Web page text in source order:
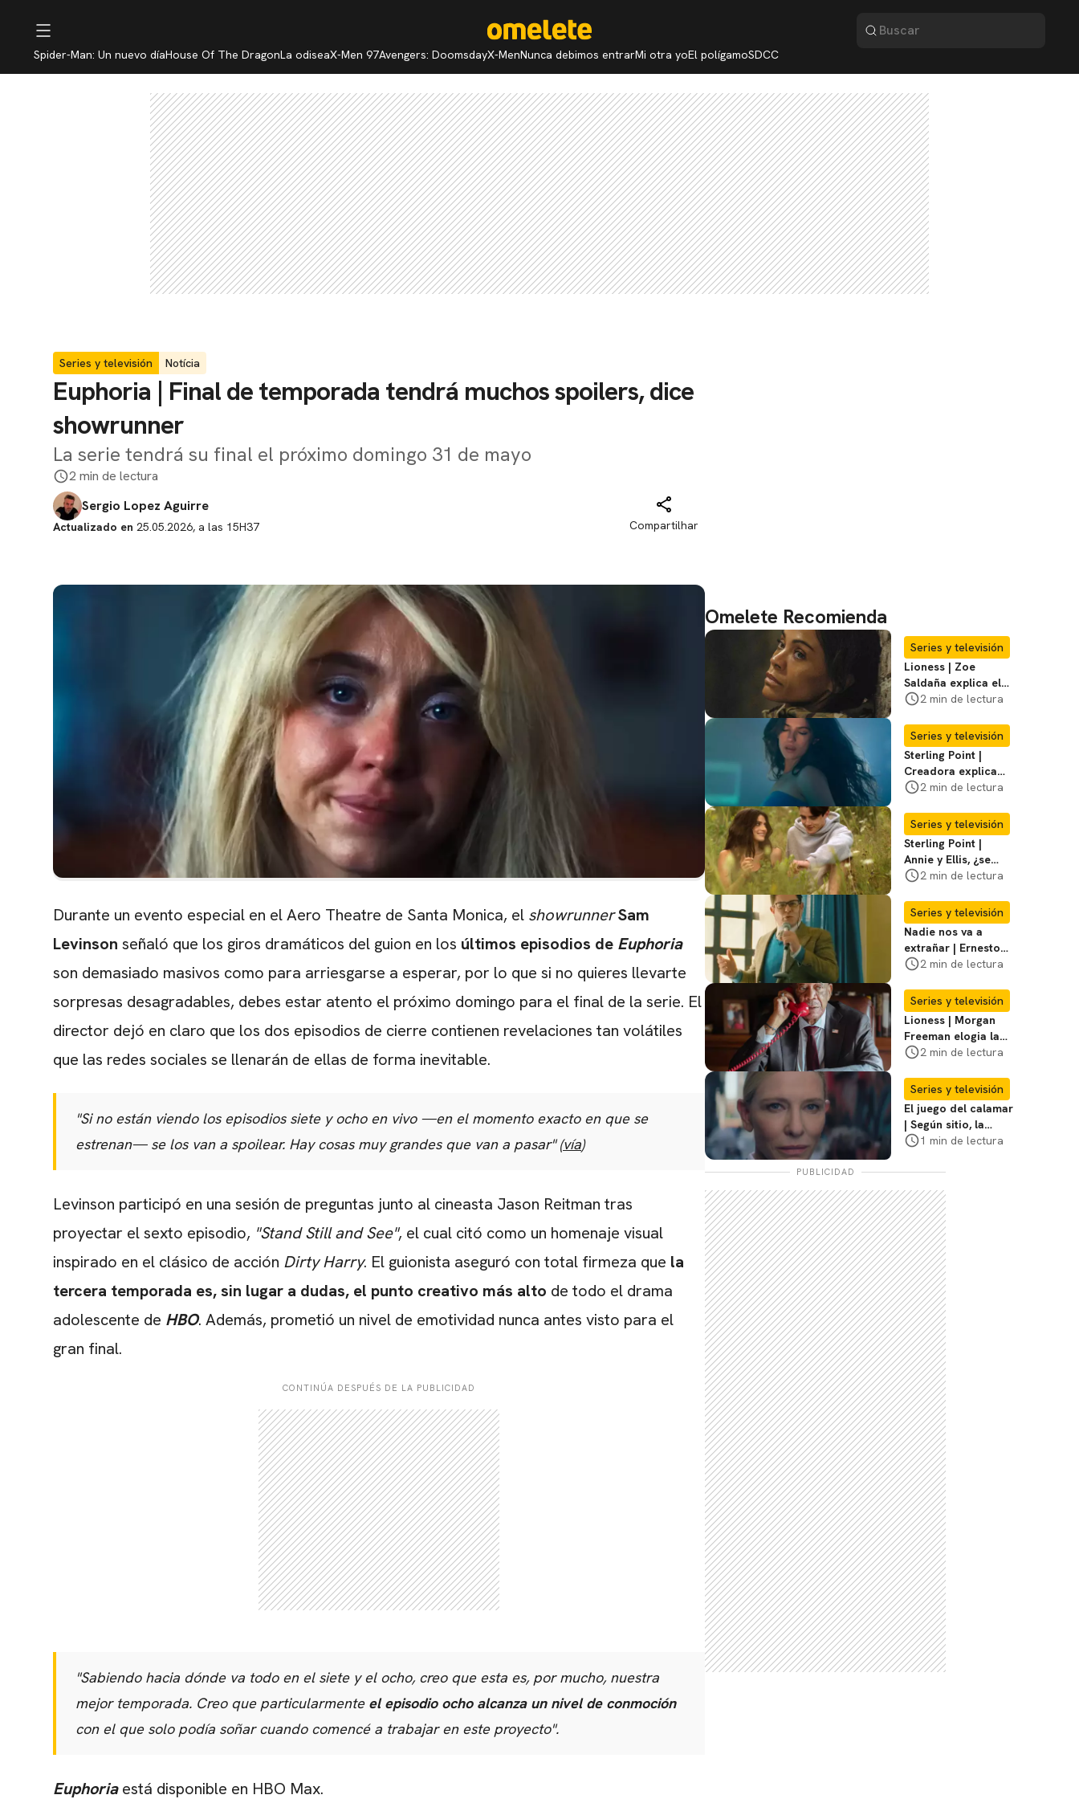
Spider-Man: Un nuevo díaHouse Of The DragonLa odiseaX-Men 97Avengers: DoomsdayX-MenNunca debimos entrarMi otra yoEl polígamoSDCC
Series y televisión Notícia
Euphoria | Final de temporada tendrá muchos spoilers, dice
showrunner
La serie tendrá su final el próximo domingo 31 de mayo
2 min de lectura
Sergio Lopez Aguirre
Actualizado en 25.05.2026, a las 15H37 Compartilhar
Durante un evento especial en el Aero Theatre de Santa Monica, el showrunnerSam
Levinson señaló que los giros dramáticos del guion en los últimos episodios de Euphoria
son demasiado masivos como para arriesgarse a esperar, por lo que si no quieres llevarte
sorpresas desagradables, debes estar atento el próximo domingo para el final de la serie. El
director dejó en claro que los dos episodios de cierre contienen revelaciones tan volátiles
que las redes sociales se llenarán de ellas de forma inevitable.
"Si no están viendo los episodios siete y ocho en vivo —en el momento exacto en que se
estrenan— se los van a spoilear. Hay cosas muy grandes que van a pasar" (vía)
Levinson participó en una sesión de preguntas junto al cineasta Jason Reitman tras
proyectar el sexto episodio, "Stand Still and See", el cual citó como un homenaje visual
inspirado en el clásico de acción Dirty Harry. El guionista aseguró con total firmeza que la
tercera temporada es, sin lugar a dudas, el punto creativo más alto de todo el drama
adolescente de HBO. Además, prometió un nivel de emotividad nunca antes visto para el
gran final.
CONTINÚA DESPUÉS DE LA PUBLICIDAD
"Sabiendo hacia dónde va todo en el siete y el ocho, creo que esta es, por mucho, nuestra
mejor temporada. Creo que particularmente el episodio ocho alcanza un nivel de conmoción
con el que solo podía soñar cuando comencé a trabajar en este proyecto".
Euphoriaestá disponible en HBO Max.
Omelete Recomienda
Series y televisión
Lioness | Zoe
Saldaña explica el
violento secuestro
temporada 3
2 min de lectura
Series y televisión
Sterling Point |
Creadora explica
momentos clave del
2 min de lectura
Series y televisión
Sterling Point |
Annie y Ellis, ¿se
quedan juntos o
2 min de lectura
Series y televisión
Nadie nos va a
extrañar | Ernesto
Laguardia habla
2
2 min de lectura
Series y televisión
Lioness | Morgan
Freeman elogia la
escritura de Taylor
coraje"
2 min de lectura
Series y televisión
El juego del calamar
| Según sitio, la
versión de David
debería suceder
1 min de lectura
PUBLICIDAD